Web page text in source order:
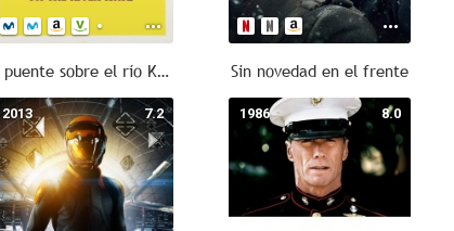
El puente sobre el río Kwai Sin novedad en el frente
7.2
2013 8.0
1986